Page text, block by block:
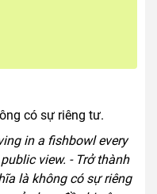
có sự riêng tư.
in a fishbowl every
view. - Trở thành
là không có sự riêng